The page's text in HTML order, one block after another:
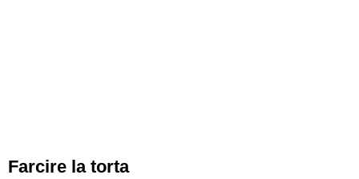
Farcire la torta